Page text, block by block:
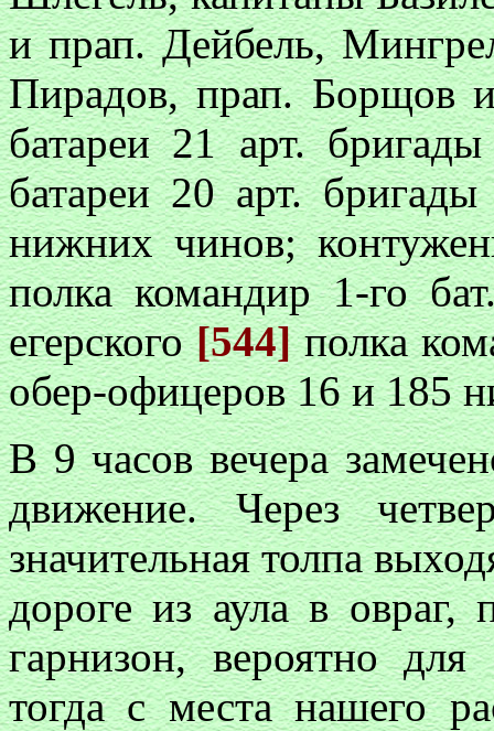
и прап. Дейбель,
Пирадов, прап. Борщов
батареи 21 арт.
батареи 20 арт.
нижних чинов;
полка командир 1-го
егерского[544]полка
обер-офицеров 16 и 185
В 9 часов вечера
движение. Через
значительная толпа
дороге из аула в овраг,
гарнизон, вероятно
тогда с места нашего